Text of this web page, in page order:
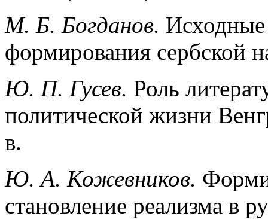
М. Б. Богданов.
формирования сербской
Ю. П. Гусев. Роль
политической жизни
в.
Ю. А. Кожевников.
становление реализма в